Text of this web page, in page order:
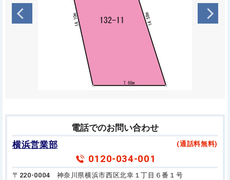
電話でのお問い合わせ
横浜営業部
(通話料無料)
0120-034-001
〒220-0004 神奈川県横浜市西区北幸１丁目６番１号